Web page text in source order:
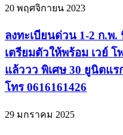
20 พฤศจิกายน 2023
ลงทะเบียนด่วน 1-2 ก.พ.
เตรียมตัวให้พร้อม เวย์
แล้ววว พิเศษ 30 ยูนิตแ
โทร 0616161426
29 มกราคม 2025